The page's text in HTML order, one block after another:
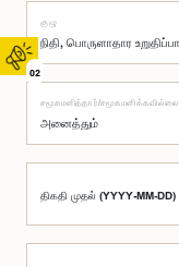
02
குழு
சமூகமளித்தார்/சமூகமளிக்கவில்லை
திகதி முதல் (YYYY-MM-DD)